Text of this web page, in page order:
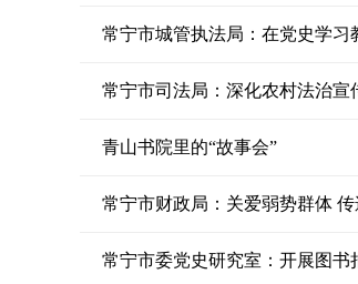
常宁市城管执法局：在党史学
常宁市司法局：深化农村法治宣
青山书院里的“故事会”
常宁市财政局：关爱弱势群体
常宁市委党史研究室：开展图